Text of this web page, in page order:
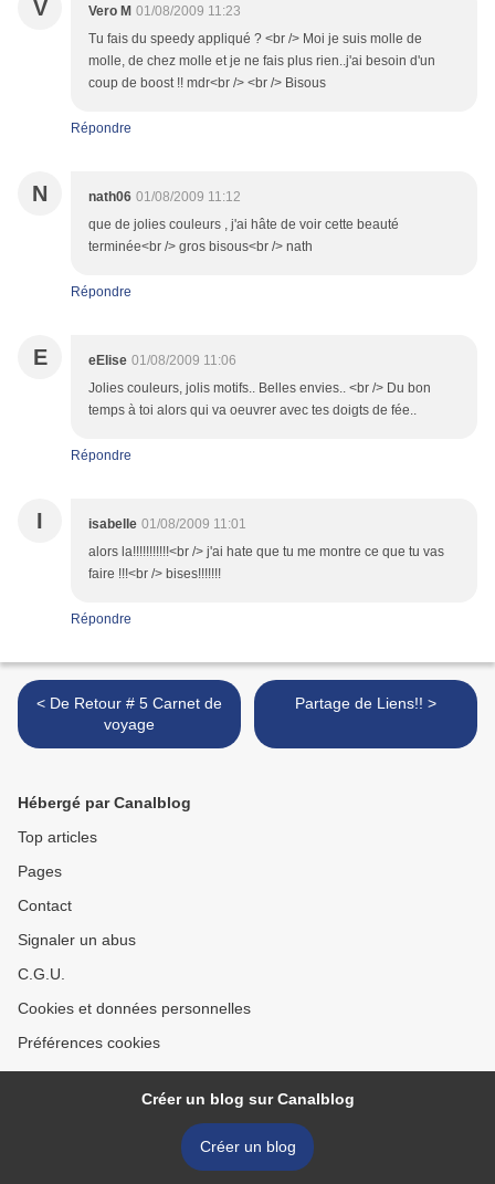
V Vero M 01/08/2009 11:23
Tu fais du speedy appliqué ? <br /> Moi je suis molle de
molle, de chez molle et je ne fais plus rien..j'ai besoin d'un
coup de boost !! mdr<br /> <br /> Bisous
Répondre
N nath06 01/08/2009 11:12
que de jolies couleurs , j'ai hâte de voir cette beauté
terminée<br /> gros bisous<br /> nath
Répondre
E eElise 01/08/2009 11:06
Jolies couleurs, jolis motifs.. Belles envies.. <br /> Du bon
temps à toi alors qui va oeuvrer avec tes doigts de fée..
Répondre
I isabelle 01/08/2009 11:01
alors la!!!!!!!!!!!<br /> j'ai hate que tu me montre ce que tu vas
faire !!!<br /> bises!!!!!!!
Répondre
< De Retour # 5 Carnet de
voyage
Partage de Liens!! >
Hébergé par Canalblog
Top articles
Pages
Contact
Signaler un abus
C.G.U.
Cookies et données personnelles
Préférences cookies
Créer un blog sur Canalblog
Créer un blog